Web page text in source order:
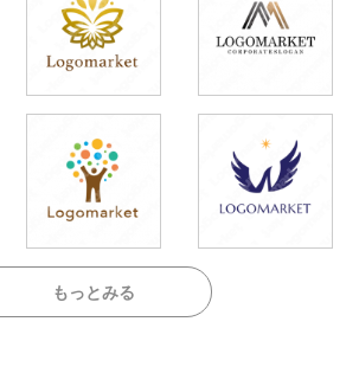
もっとみる